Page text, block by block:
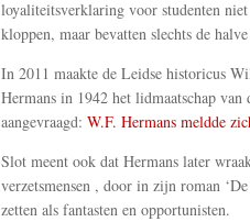
loyaliteitsverklaring voor studenten
kloppen, maar bevatten slechts de
In 2011 maakte de Leidse historicus
Hermans in 1942 het lidmaatschap
aangevraagd: W.F. Hermans meldde
Slot meent ook dat Hermans later
verzetsmensen , door in zijn roman ‘De
zetten als fantasten en opportunisten.